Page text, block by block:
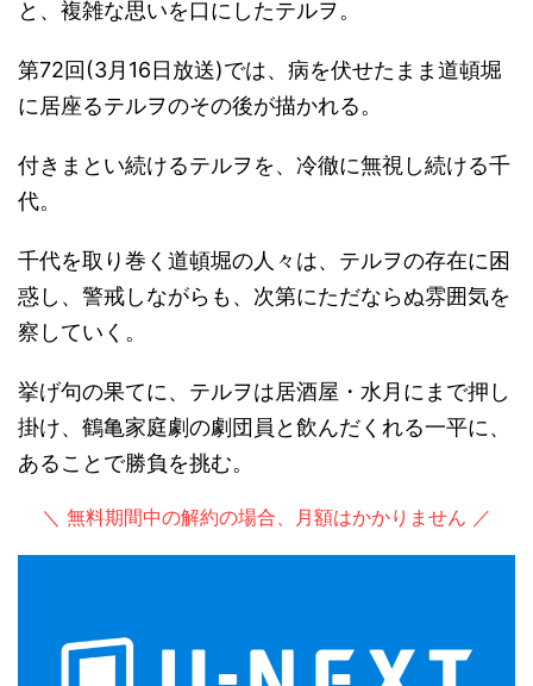
と、複雑な思いを口にしたテルヲ。
第72回(3月16日放送)では、病を伏せたまま道頓堀
に居座るテルヲのその後が描かれる。
付きまとい続けるテルヲを、冷徹に無視し続ける千
代。
千代を取り巻く道頓堀の人々は、テルヲの存在に困
惑し、警戒しながらも、次第にただならぬ雰囲気を
察していく。
挙げ句の果てに、テルヲは居酒屋・水月にまで押し
掛け、鶴亀家庭劇の劇団員と飲んだくれる一平に、
あることで勝負を挑む。
＼ 無料期間中の解約の場合、月額はかかりません ／